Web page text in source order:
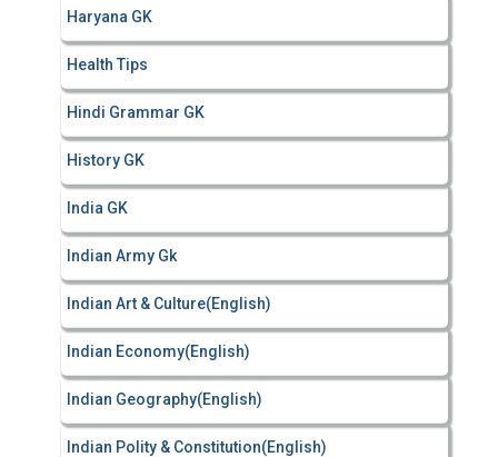
Haryana GK
Health Tips
Hindi Grammar GK
History GK
India GK
Indian Army Gk
Indian Art & Culture(English)
Indian Economy(English)
Indian Geography(English)
Indian Polity & Constitution(English)